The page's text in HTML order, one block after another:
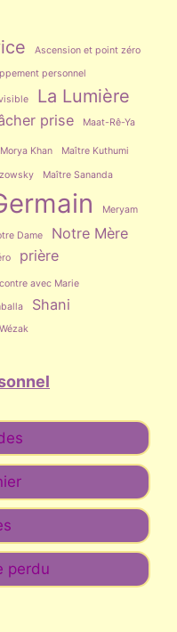
Ascension et point zéro
personnel
La Lumière
prise Maat-Rê-Ya
Khan Maître Kuthumi
Maître Sananda
Meryam
Dame Notre Mère
prière
avec Marie
Shani
Wézak
perdu